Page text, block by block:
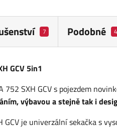
7 Podobné 4
GCV 5in1
752 SXH GCV s pojezdem
výbavou a stejně tak i
GCV je univerzální sekačka s